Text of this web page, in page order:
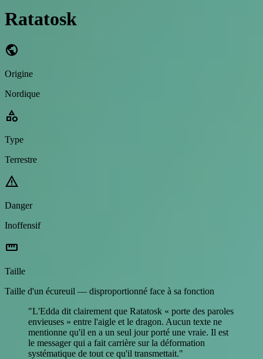
Ratatosk
public
Origine
Nordique
category
Type
Terrestre
warning
Danger
Inoffensif
straighten
Taille
Taille d'un écureuil — disproportionné face à sa fonction
"L'Edda dit clairement que Ratatosk « porte des paroles
envieuses » entre l'aigle et le dragon. Aucun texte ne
mentionne qu'il en a un seul jour porté une vraie. Il est
le messager qui a fait carrière sur la déformation
systématique de tout ce qu'il transmettait."